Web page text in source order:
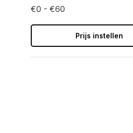
€0 - €60
Prijs instellen